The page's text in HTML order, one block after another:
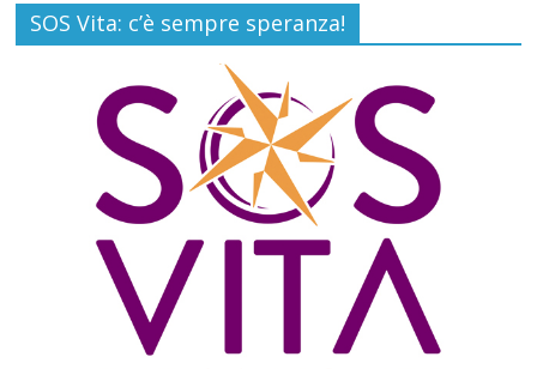
SOS Vita: c’è sempre speranza!